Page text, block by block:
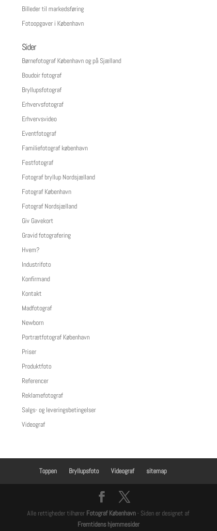
Billeder til markedsføring
Fotoopgaver i København
Sider
Børnefotograf København og på Sjælland
Boudoir fotograf
Bryllupsfotograf
Erhvervsfotograf
Erhvervsvideo
Eventfotograf
Familiefotograf københavn
Festfotograf
Fotograf bryllup Nordsjælland
Fotograf København
Fotograf Nordsjælland
Giv Gavekort
Gravid fotografering
Hvem?
Industrifoto
Konfirmand
Kontakt
Madfotograf
Newborn
Portrætfotograf København
Priser
Produktfoto
Referencer
Reklamefotograf
Salgs- og leveringsbetingelser
Videograf
Toppen Bryllupsfoto Videograf sitemap
Alle rettigheder tilhører Fotograf København - Siden er designet af
Fremtidens hjemmesider